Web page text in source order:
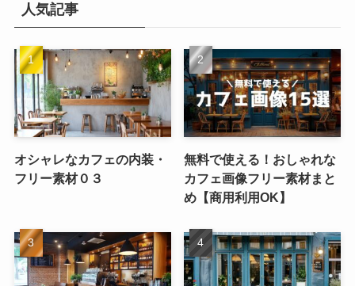
人気記事
オシャレなカフェの内装・
フリー素材０３
無料で使える！おしゃれな
カフェ画像フリー素材まと
め【商用利用OK】